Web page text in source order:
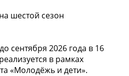
шестой сезон
сентября 2026 года в 16
в рамках
«Молодёжь и дети».